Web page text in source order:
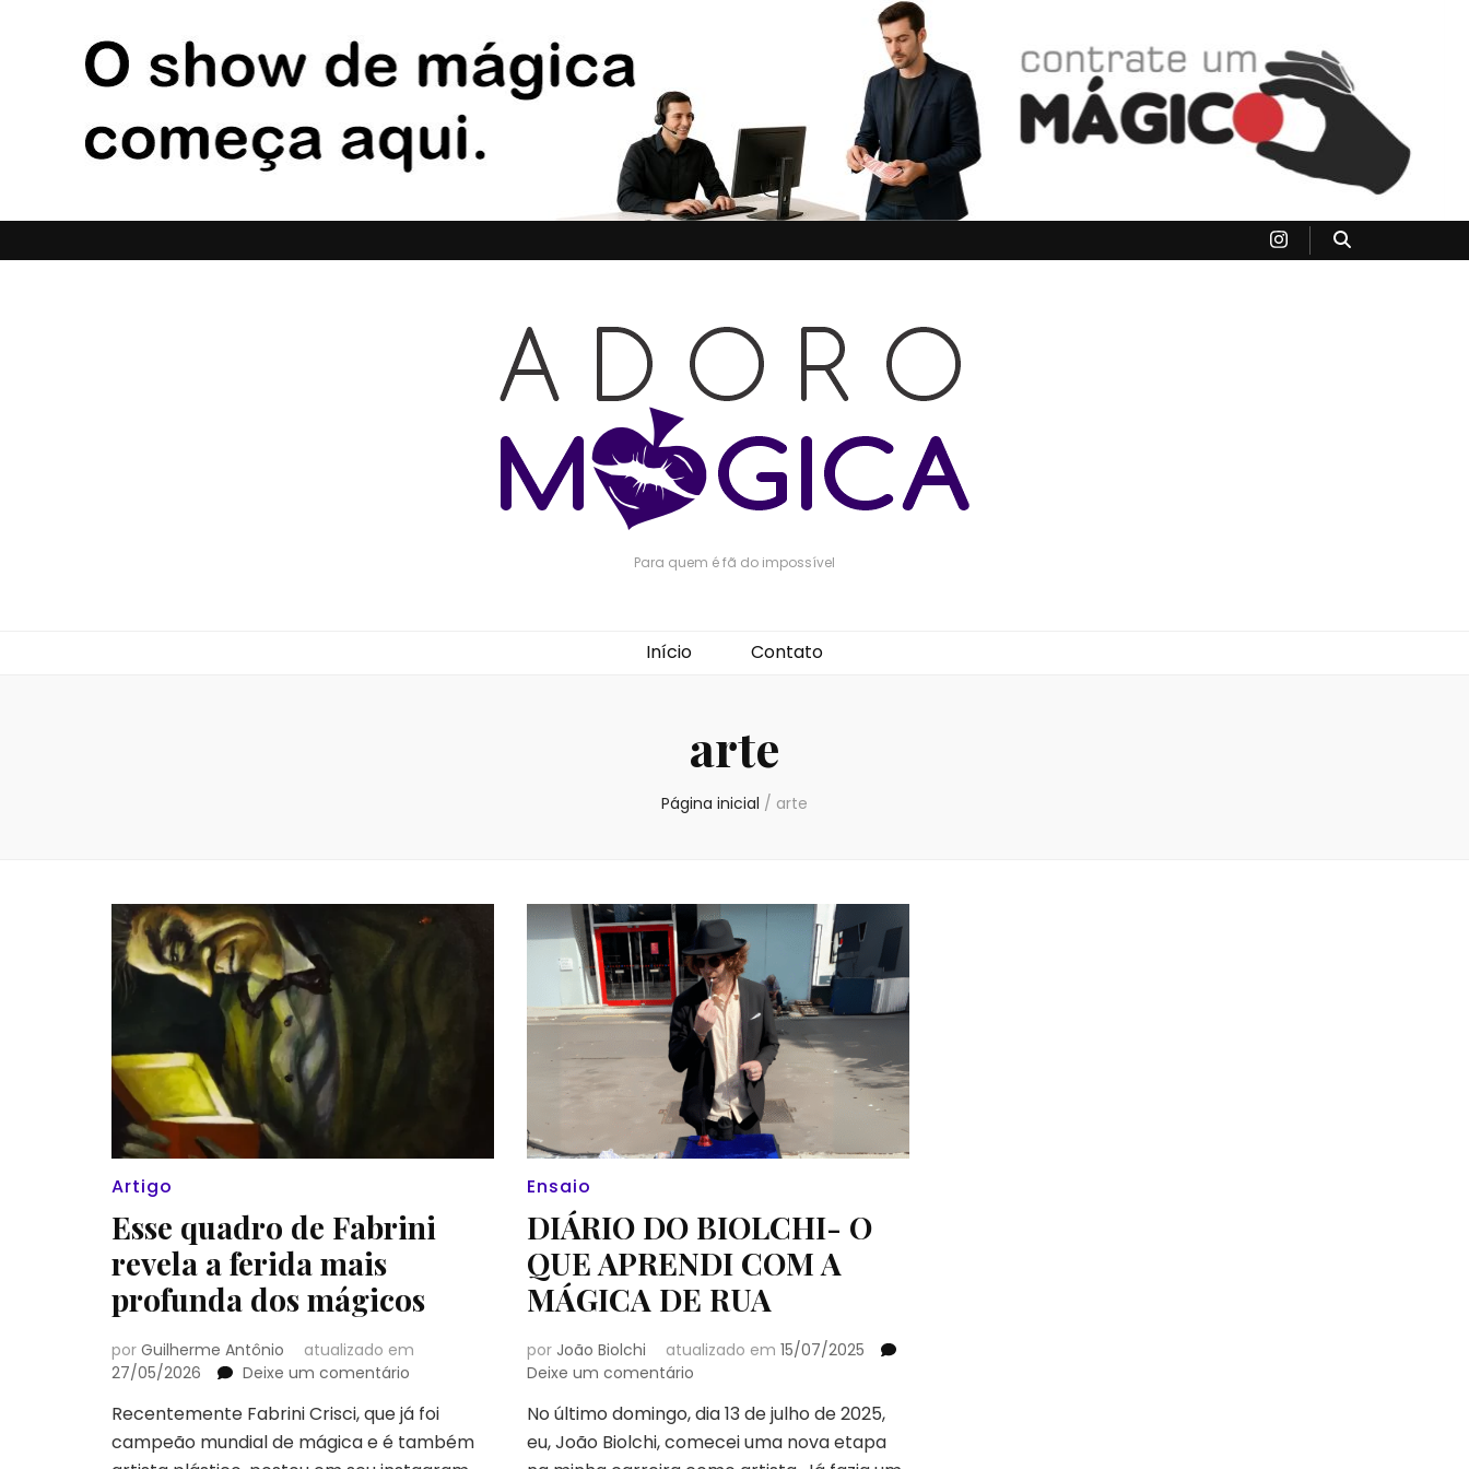
Para quem é fã do impossível
Início Contato
arte
Página inicial / arte
Artigo
Esse quadro de Fabrini
revela a ferida mais
profunda dos mágicos
por Guilherme Antônio
atualizado em
27/05/2026
Deixe um comentário
quadro
de
Fabrini
Recentemente Fabrini Crisci, que já foi
campeão mundial de mágica e é também
Ensaio
DIÁRIO DO BIOLCHI- O
QUE APRENDI COM A
MÁGICA DE RUA
por João Biolchi atualizado em 15/07/2025
Deixe um comentárioem
DO
BIOLCHI-
O
No último domingo, dia 13 de julho de 2025,
eu, João Biolchi, comecei uma nova etapa